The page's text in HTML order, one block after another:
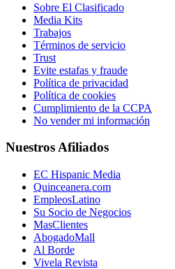
Sobre El Clasificado
Media Kits
Trabajos
Términos de servicio
Trust
Evite estafas y fraude
Política de privacidad
Política de cookies
Cumplimiento de la CCPA
No vender mi información
Nuestros Afiliados
EC Hispanic Media
Quinceanera.com
EmpleosLatino
Su Socio de Negocios
MasClientes
AbogadoMall
Al Borde
Vivela Revista